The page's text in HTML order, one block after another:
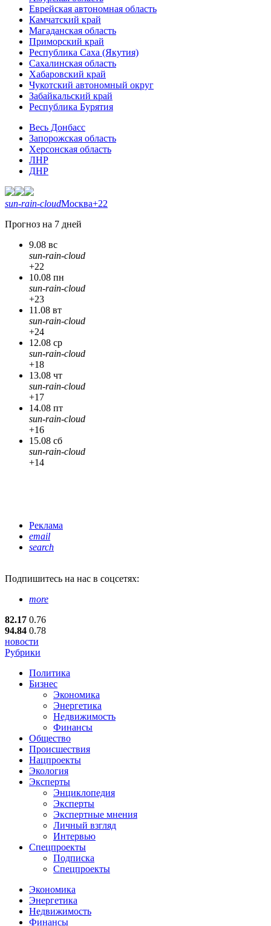
Еврейская автономная область
Камчатский край
Магаданская область
Приморский край
Республика Саха (Якутия)
Сахалинская область
Хабаровский край
Чукотский автономный округ
Забайкальский край
Республика Бурятия
Весь Донбасс
Запорожская область
Херсонская область
ЛНР
ДНР
sun-rain-cloudМосква+22
Прогноз на 7 дней
9.08 вс
sun-rain-cloud
+22
10.08 пн
sun-rain-cloud
+23
11.08 вт
sun-rain-cloud
+24
12.08 ср
sun-rain-cloud
+18
13.08 чт
sun-rain-cloud
+17
14.08 пт
sun-rain-cloud
+16
15.08 сб
sun-rain-cloud
+14
Реклама
email
search
Подпишитесь на нас в соцсетях:
more
82.17 0.76
94.84 0.78
новости
Рубрики
Политика
Бизнес
Экономика
Энергетика
Недвижимость
Финансы
Общество
Происшествия
Нацпроекты
Экология
Эксперты
Энциклопедия
Эксперты
Экспертные мнения
Личный взгляд
Интервью
Спецпроекты
Подписка
Спецпроекты
Экономика
Энергетика
Недвижимость
Финансы